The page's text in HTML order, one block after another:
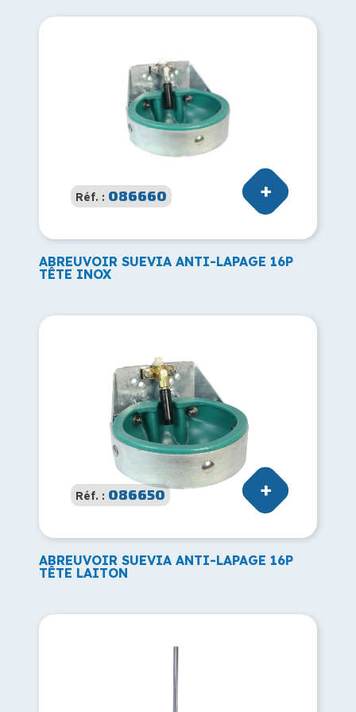
Réf. : 086660
ABREUVOIR SUEVIA ANTI-LAPAGE 16P
TÊTE INOX
Réf. : 086650
ABREUVOIR SUEVIA ANTI-LAPAGE 16P
TÊTE LAITON